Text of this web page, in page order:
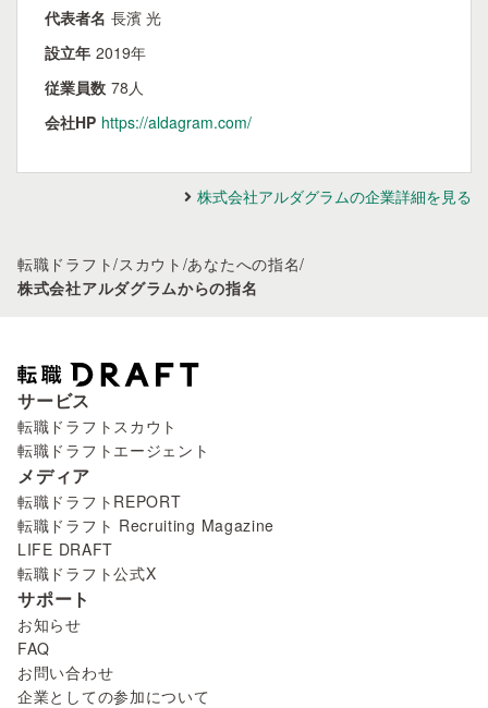
代表者名 長濱 光
設立年 2019年
従業員数 78人
会社HP https://aldagram.com/
株式会社アルダグラムの企業詳細を見る
転職ドラフト/スカウト /あなたへの指名/
株式会社アルダグラムからの指名
サービス
転職ドラフトスカウト
転職ドラフトエージェント
メディア
転職ドラフトREPORT
転職ドラフト Recruiting Magazine
LIFE DRAFT
転職ドラフト公式X
サポート
お知らせ
FAQ
お問い合わせ
企業としての参加について